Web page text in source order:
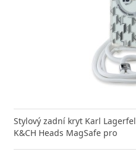
Stylový zadní kryt Karl
K&CH Heads MagSafe pro